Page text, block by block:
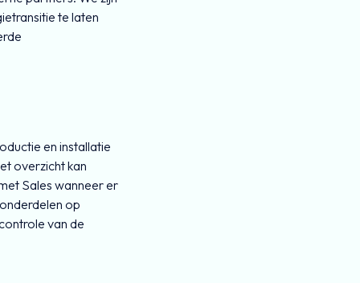
te laten
en installatie
overzicht kan
Sales wanneer er
op
van de